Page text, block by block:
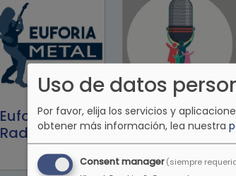
Euforia Metal
Radio
Familia Radio
TV
Uso de datos
Por favor, elija los servicios y
obtener más información, lea nuestra
Consent manager(siempre